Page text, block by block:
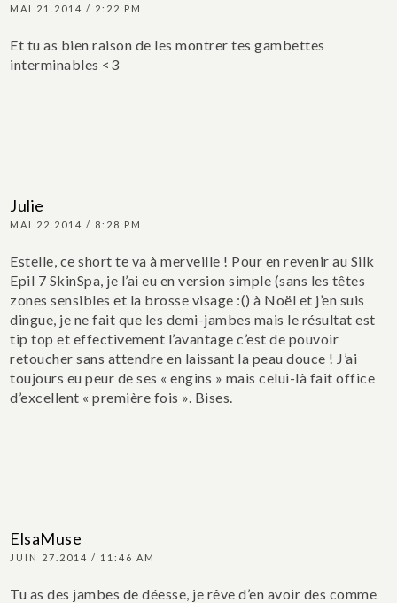
MAI 21.2014 / 2:22 PM
Et tu as bien raison de les montrer tes gambettes
interminables <3
Julie
MAI 22.2014 / 8:28 PM
Estelle, ce short te va à merveille ! Pour en revenir au Silk
Epil 7 SkinSpa, je l’ai eu en version simple (sans les têtes
zones sensibles et la brosse visage :() à Noël et j’en suis
dingue, je ne fait que les demi-jambes mais le résultat est
tip top et effectivement l’avantage c’est de pouvoir
retoucher sans attendre en laissant la peau douce ! J’ai
toujours eu peur de ses « engins » mais celui-là fait office
d’excellent « première fois ». Bises.
ElsaMuse
JUIN 27.2014 / 11:46 AM
Tu as des jambes de déesse, je rêve d’en avoir des comme